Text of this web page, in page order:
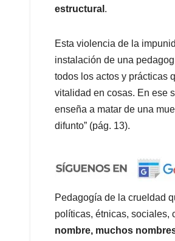
estructural .
Esta violencia de la
instalación de una
todos los actos y prácticas
vitalidad en cosas. En ese
enseña a matar de una
difunto” (pág. 13).
Pedagogía de la crueldad
políticas, étnicas, sociales,
nombre, muchos